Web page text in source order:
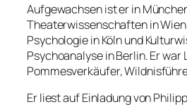
Aufgewachsen ist er in
Theaterwissenschaften in
Psychologie in Köln und
Psychoanalyse in Berlin. Er war
Pommesverkäufer,
Er liest auf Einladung von